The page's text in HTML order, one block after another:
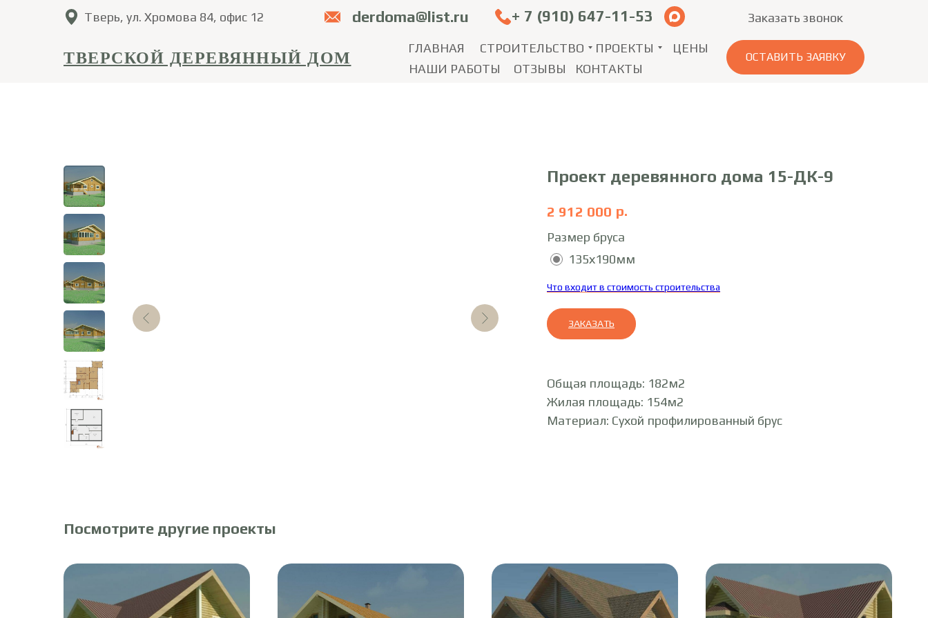
ОСТАВИТЬ ЗАЯВКУ
ГЛАВНАЯ СТРОИТЕЛЬСТВО ПРОЕКТЫ
ЦЕНЫ
НАШИ РАБОТЫ
ОТЗЫВЫ КОНТАКТЫ
Тверь, ул. Хромова 84, офис 12 + 7 (910) 647-11-53
derdoma@list.ru
ТВЕРСКОЙ ДЕРЕВЯННЫЙ ДОМ
Заказать звонок
Проект деревянного дома 15-ДК-9
2 912 000 р.
Размер бруса
135х190мм
Что входит в стоимость строительства
ЗАКАЗАТЬ
Общая площадь: 182м2
Жилая площадь: 154м2
Материал: Сухой профилированный брус
Посмотрите другие проекты